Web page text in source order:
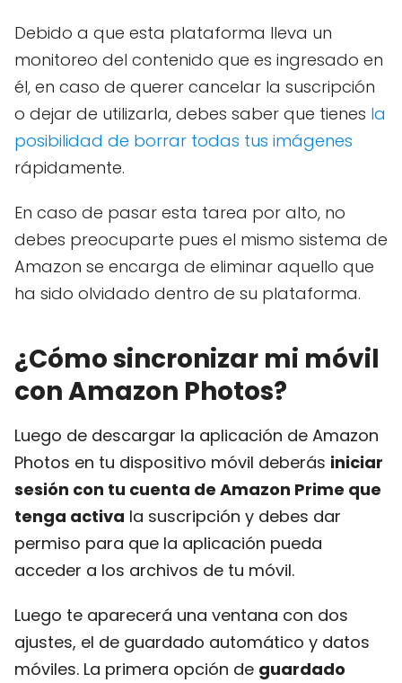
Debido a que esta plataforma lleva un
monitoreo del contenido que es ingresado en
él, en caso de querer cancelar la suscripción
o dejar de utilizarla, debes saber que tienes la
posibilidad de borrar todas tus imágenes
rápidamente.
En caso de pasar esta tarea por alto, no
debes preocuparte pues el mismo sistema de
Amazon se encarga de eliminar aquello que
ha sido olvidado dentro de su plataforma.
¿Cómo sincronizar mi móvil
con Amazon Photos?
Luego de descargar la aplicación de Amazon
Photos en tu dispositivo móvil deberás iniciar
sesión con tu cuenta de Amazon Prime que
tenga activa la suscripción y debes dar
permiso para que la aplicación pueda
acceder a los archivos de tu móvil.
Luego te aparecerá una ventana con dos
ajustes, el de guardado automático y datos
móviles. La primera opción de guardado